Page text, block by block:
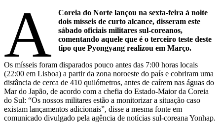
A
Coreia do Norte lançou na sexta-feira à noite
dois mísseis de curto alcance, disseram este
sábado oficiais militares sul-coreanos,
comentando aquele que é o terceiro teste deste
tipo que Pyongyang realizou em Março.
Os mísseis foram disparados pouco antes das 7:00 horas locais
(22:00 em Lisboa) a partir da zona noroeste do país e cobriram uma
distância de cerca de 410 quilómetros, antes de caírem nas águas do
Mar do Japão, de acordo com a chefia do Estado-Maior da Coreia
do Sul: “Os nossos militares estão a monitorizar a situação caso
existam lançamentos adicionais”, disse a mesma fonte em
comunicado divulgado pela agência de notícias sul-coreana Yonhap.